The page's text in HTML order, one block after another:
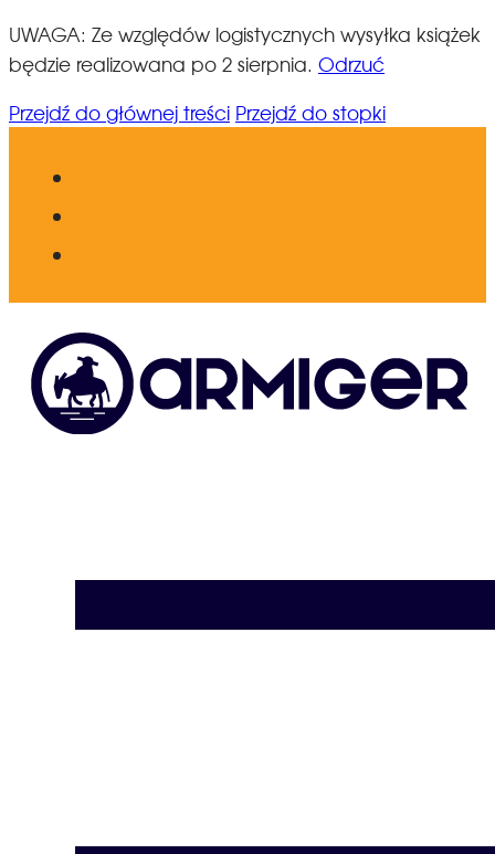
UWAGA: Ze względów logistycznych wysyłka książek
będzie realizowana po 2 sierpnia. Odrzuć
Przejdź do głównej treści Przejdź do stopki